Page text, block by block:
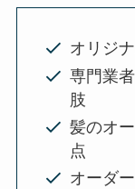
オリジ
専門業
肢
髪のオ
点
オーダ